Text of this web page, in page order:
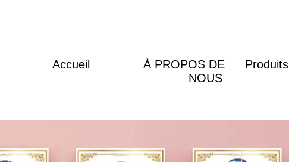
Accueil
À PROPOS DE
NOUS
Produits